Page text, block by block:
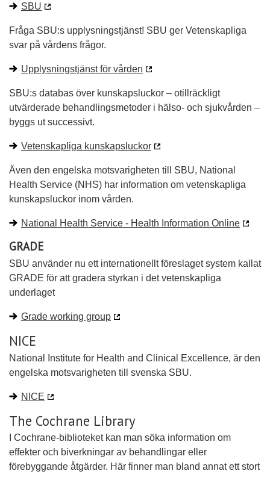
SBU
Fråga SBU:s upplysningstjänst! SBU ger Vetenskapliga
svar på vårdens frågor.
Upplysningstjänst för vården
SBU:s databas över kunskapsluckor – otillräckligt
utvärderade behandlingsmetoder i hälso- och sjukvården –
byggs ut successivt.
Vetenskapliga kunskapsluckor
Även den engelska motsvarigheten till SBU, National
Health Service (NHS) har information om vetenskapliga
kunskapsluckor inom vården.
National Health Service - Health Information Online
GRADE
SBU använder nu ett internationellt föreslaget system kallat
GRADE för att gradera styrkan i det vetenskapliga
underlaget
Grade working group
NICE
National Institute for Health and Clinical Excellence, är den
engelska motsvarigheten till svenska SBU.
NICE
The Cochrane Library
I Cochrane-biblioteket kan man söka information om
effekter och biverkningar av behandlingar eller
förebyggande åtgärder. Här finner man bland annat ett stort